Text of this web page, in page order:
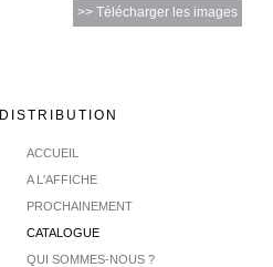
>> Télécharger les images
DISTRIBUTION
ACCUEIL
A L'AFFICHE
PROCHAINEMENT
CATALOGUE
QUI SOMMES-NOUS ?